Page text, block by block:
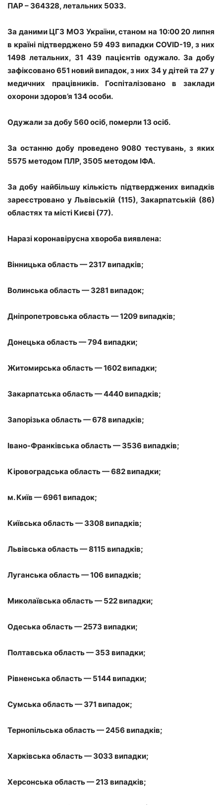
ПАР – 364328, летальних 5033.
За даними ЦГЗ МОЗ України, станом на 10:00 20 липня
в країні підтверджено 59 493 випадки COVID-19, з них
1498 летальних, 31 439 пацієнтів одужало. За добу
зафіксовано 651 новий випадок, з них 34 у дітей та 27 у
медичних працівників. Госпіталізовано в заклади
охорони здоров’я 134 особи.
Одужали за добу 560 осіб, померли 13 осіб.
За останню добу проведено 9080 тестувань, з яких
5575 методом ПЛР, 3505 методом ІФА.
За добу найбільшу кількість підтверджених випадків
зареєстровано у Львівській (115), Закарпатській (86)
областях та місті Києві (77).
Наразі коронавірусна хвороба виявлена:
Вінницька область — 2317 випадків;
Волинська область — 3281 випадок;
Дніпропетровська область — 1209 випадків;
Донецька область — 794 випадки;
Житомирська область — 1602 випадки;
Закарпатська область — 4440 випадків;
Запорізька область — 678 випадків;
Івано-Франківська область — 3536 випадків;
Кіровоградська область — 682 випадки;
м. Київ — 6961 випадок;
Київська область — 3308 випадків;
Львівська область — 8115 випадків;
Луганська область — 106 випадків;
Миколаївська область — 522 випадки;
Одеська область — 2573 випадки;
Полтавська область — 353 випадки;
Рівненська область — 5144 випадки;
Сумська область — 371 випадок;
Тернопільська область — 2456 випадків;
Харківська область — 3033 випадки;
Херсонська область — 213 випадків;